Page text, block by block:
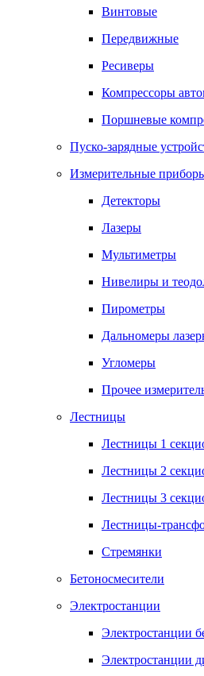
Винтовые
Передвижные
Ресиверы
Компрессоры
Поршневые
Пуско-зарядные
Измерительные
Детекторы
Лазеры
Мультиметры
Нивелиры и
Пирометры
Дальномеры
Угломеры
Прочее
Лестницы
Лестницы 1
Лестницы 2
Лестницы 3
Лестницы-
Стремянки
Бетоносмесители
Электростанции
Электростанции
Электростанции